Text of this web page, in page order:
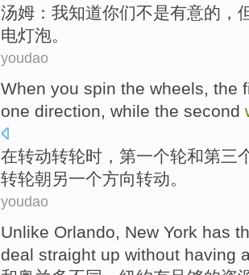
汤姆 ： 我知道你们不是有意的，
电灯泡。
youdao
When you spin the wheels, the
one direction, while the second
在转动转轮时， 第一个轮和第三
转轮朝另一个方向转动。
youdao
Unlike Orlando New York has
deal straight up without having